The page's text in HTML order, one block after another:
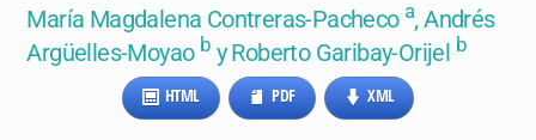
María Magdalena Contreras-Pacheco a, Andrés
Argüelles-Moyao b y Roberto Garibay-Orijel b
HTML PDF XML